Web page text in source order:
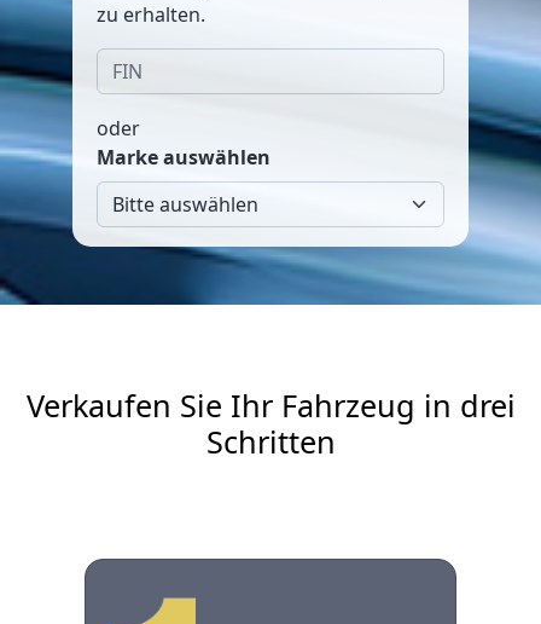
zu erhalten.
oder
Marke auswählen
Verkaufen Sie Ihr Fahrzeug in drei
Schritten